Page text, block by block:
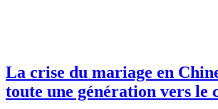
La crise du mariage en
toute une génération vers le